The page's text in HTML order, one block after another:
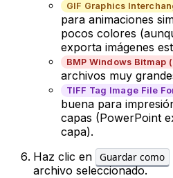
GIF Graphics
para animaciones
pocos colores
exporta imágenes
BMP Windows Bitmap
archivos muy
TIFF Tag Image File
buena para
capas (PowerPoint
capa).
Haz clic en
Guardar como
archivo seleccionado.